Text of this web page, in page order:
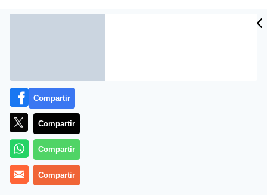
Las fuerzas que estaban encargadas de investigar lo
ocurrido con la
Compartir
Compartir
Compartir
Compartir